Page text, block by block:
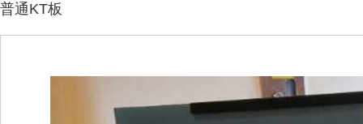
普通KT板